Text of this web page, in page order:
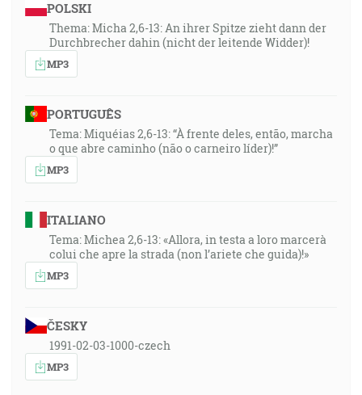
POLSKI
Thema: Micha 2,6-13: An ihrer Spitze zieht dann der
Durchbrecher dahin (nicht der leitende Widder)!
MP3
PORTUGUÊS
Tema: Miquéias 2,6-13: “À frente deles, então, marcha
o que abre caminho (não o carneiro líder)!”
MP3
ITALIANO
Tema: Michea 2,6-13: «Allora, in testa a loro marcerà
colui che apre la strada (non l’ariete che guida)!»
MP3
ČESKY
1991-02-03-1000-czech
MP3